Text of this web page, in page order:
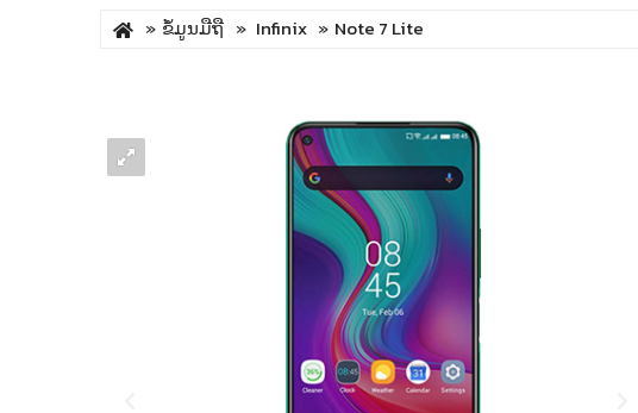
ຂໍ້ມູນມືຖື Infinix Note 7 Lite